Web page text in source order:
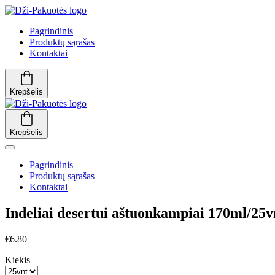
Pagrindinis
Produktų sąrašas
Kontaktai
Krepšelis
Krepšelis
Pagrindinis
Produktų sąrašas
Kontaktai
Indeliai desertui aštuonkampiai 170ml/
€6.80
Kiekis